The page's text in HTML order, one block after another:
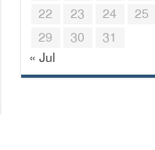
22
23 24 25
29
30
31
« Jul